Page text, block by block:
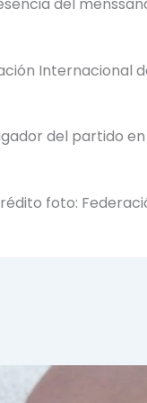
Internacional
del partido
foto: